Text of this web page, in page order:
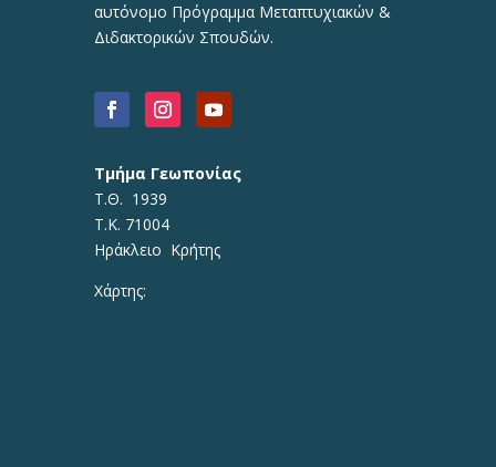
αυτόνομο Πρόγραμμα Μεταπτυχιακών &
Διδακτορικών Σπουδών.
Τμήμα Γεωπονίας
Τ.Θ. 1939
Τ.Κ. 71004
Ηράκλειο Κρήτης
Χάρτης: